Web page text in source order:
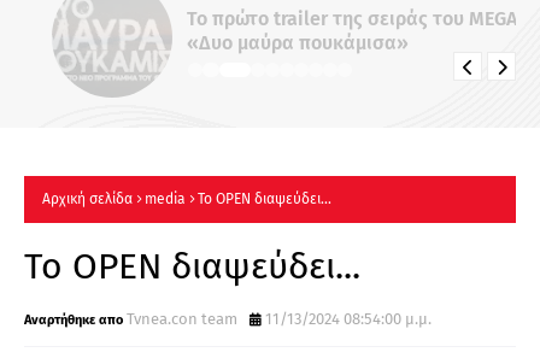
Το πρώτο trailer της σειράς του MEGA
«Δυο μαύρα πουκάμισα»
Αρχική σελίδα media Το OPEN διαψεύδει...
Το OPEN διαψεύδει...
Tvnea.con team 11/13/2024 08:54:00 μ.μ.